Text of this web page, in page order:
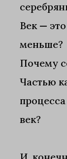
Век —
меньше?
Почему
Частью
век?